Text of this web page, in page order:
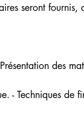
seront fournis,